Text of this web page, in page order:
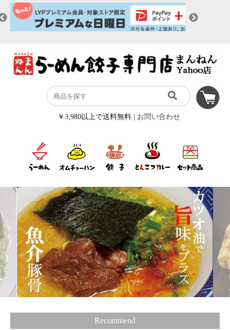
￥3,980以上で送料無料 | お問い合わせ
Recommend